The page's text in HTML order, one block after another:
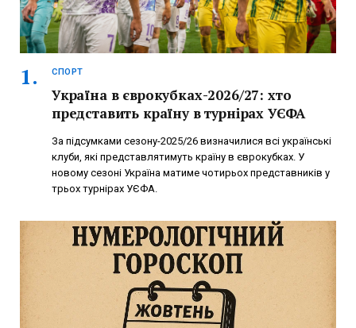
СПОРТ
Україна в єврокубках-2026/27: хто
представить країну в турнірах УЄФА
За підсумками сезону-2025/26 визначилися всі українські
клуби, які представлятимуть країну в єврокубках. У
новому сезоні Україна матиме чотирьох представників у
трьох турнірах УЄФА.